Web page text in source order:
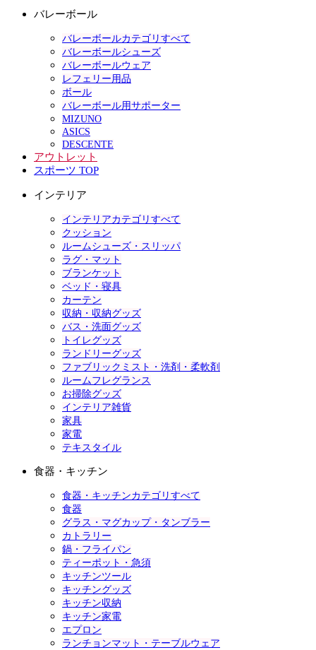
バレーボール
バレーボールカテゴリすべて
バレーボールシューズ
バレーボールウェア
レフェリー用品
ボール
バレーボール用サポーター
MIZUNO
ASICS
DESCENTE
アウトレット
スポーツ TOP
インテリア
インテリアカテゴリすべて
クッション
ルームシューズ・スリッパ
ラグ・マット
ブランケット
ベッド・寝具
カーテン
収納・収納グッズ
バス・洗面グッズ
トイレグッズ
ランドリーグッズ
ファブリックミスト・洗剤・柔軟剤
ルームフレグランス
お掃除グッズ
インテリア雑貨
家具
家電
テキスタイル
食器・キッチン
食器・キッチンカテゴリすべて
食器
グラス・マグカップ・タンブラー
カトラリー
鍋・フライパン
ティーポット・急須
キッチンツール
キッチングッズ
キッチン収納
キッチン家電
エプロン
ランチョンマット・テーブルウェア